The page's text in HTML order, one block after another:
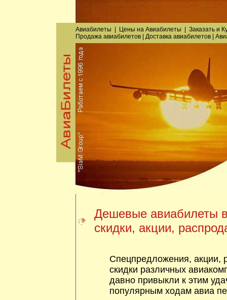
Авиабилеты Цены на Авиабилеты Заказатьи
Продажа авиабилетов| Доставка авиабилетов|
Дешевые авиабилеты
скидки, акции,
Спецпредложения, акции,
скидки различных
давно привыкли к этим
популярным ходам авиа